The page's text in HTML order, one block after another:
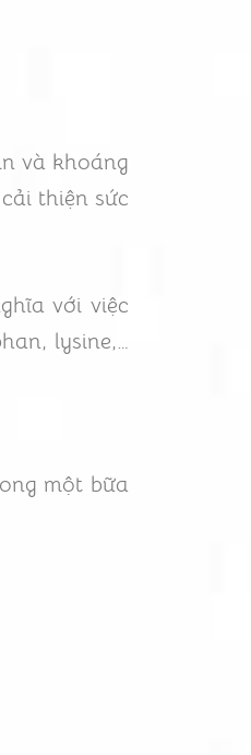
và khoáng
thiện sức
với việc
lysine,…
một bữa